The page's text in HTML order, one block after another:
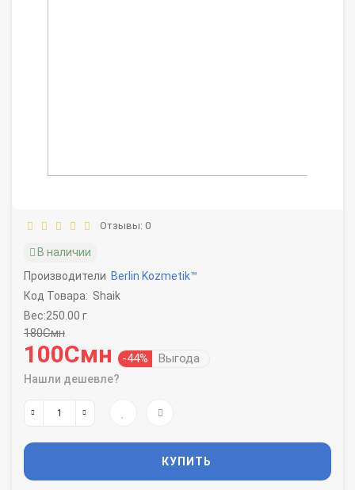
Отзывы: 0
В наличии
Производители Berlin Kozmetik™
Код Товара: Shaik
Вес:250.00 г
180Смн
100Смн -44% Выгода
Нашли дешевле?
КУПИТЬ